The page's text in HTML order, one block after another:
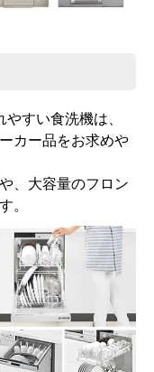
すい食洗機は、
カー品をお求めや
、大容量のフロン
。